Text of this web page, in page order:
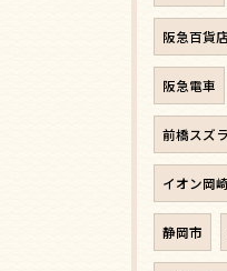
阪急百貨
阪急電車
前橋スズ
イオン岡
静岡市